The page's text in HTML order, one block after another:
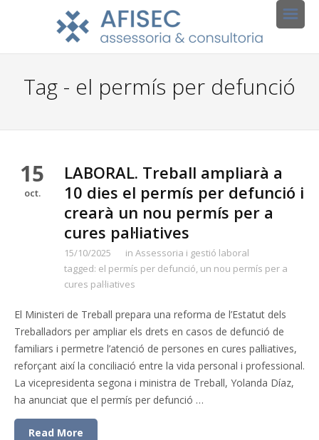
Tag - el permís per defunció
15
oct.
LABORAL. Treball ampliarà a
10 dies el permís per defunció i
crearà un nou permís per a
cures pal·liatives
15/10/2025 in Assessoria i gestió laboral
tagged: el permís per defunció, un nou permís per a
cures pal·liatives
El Ministeri de Treball prepara una reforma de l’Estatut dels
Treballadors per ampliar els drets en casos de defunció de
familiars i permetre l’atenció de persones en cures pal·liatives,
reforçant així la conciliació entre la vida personal i professional.
La vicepresidenta segona i ministra de Treball, Yolanda Díaz,
ha anunciat que el permís per defunció …
Read More